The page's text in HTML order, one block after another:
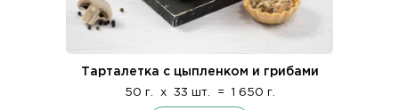
Тарталетка с цыпленком и грибами
50 г. x 33 шт. = 1 650 г.